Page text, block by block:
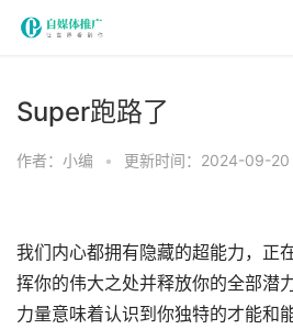
Super跑路了
作者：小编 • 更新时间：2024-09-
我们内心都拥有隐藏的超能力，正
挥你的伟大之处并释放你的全部潜
力量意味着认识到你独特的才能和